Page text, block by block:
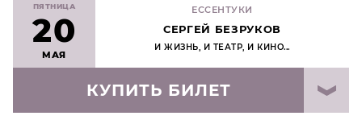
ПЯТНИЦА
20
МАЯ
ЕССЕНТУКИ
СЕРГЕЙ БЕЗРУКОВ
И ЖИЗНЬ, И ТЕАТР, И КИНО...
КУПИТЬ БИЛЕТ